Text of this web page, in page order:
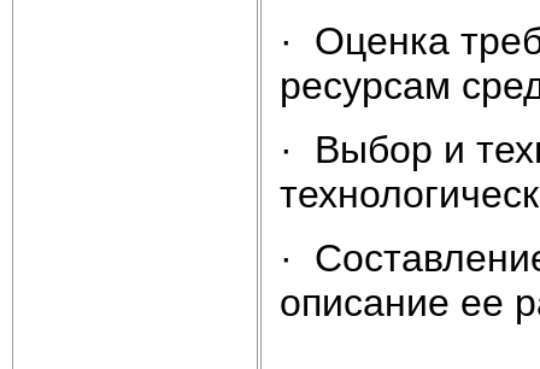
· Оценка
ресурсам
· Выбор и
·
описание ее